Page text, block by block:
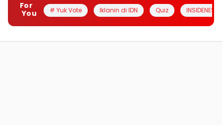
For
You
# Yuk Vote Iklanin di IDN Quiz INSIDENESIA